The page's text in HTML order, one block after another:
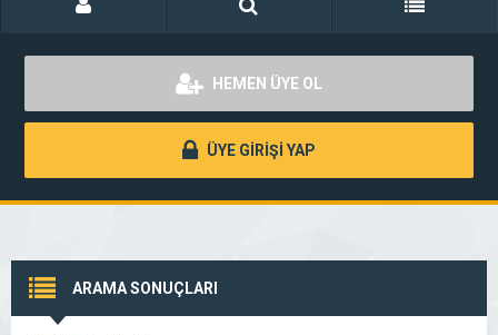
HEMEN ÜYE OL
ÜYE GİRİŞİ YAP
ARAMA SONUÇLARI